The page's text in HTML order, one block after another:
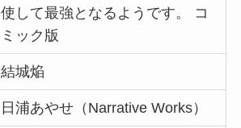
使して最強となるようです。 コ
ミック版
結城焔
日浦あやせ（Narrative Works）